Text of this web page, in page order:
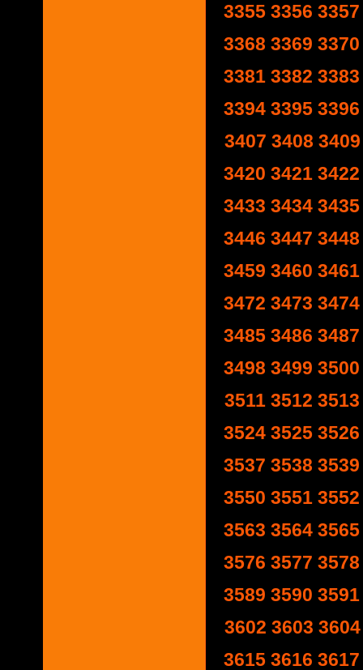
3355 3356 3357
3368 3369 3370
3381 3382 3383
3394 3395 3396
3407 3408 3409
3420 3421 3422
3433 3434 3435
3446 3447 3448
3459 3460 3461
3472 3473 3474
3485 3486 3487
3498 3499 3500
3511 3512 3513
3524 3525 3526
3537 3538 3539
3550 3551 3552
3563 3564 3565
3576 3577 3578
3589 3590 3591
3602 3603 3604
3615 3616 3617